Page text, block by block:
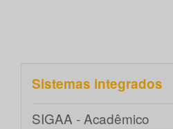
Sistemas integrados
SIGAA - Acadêmico